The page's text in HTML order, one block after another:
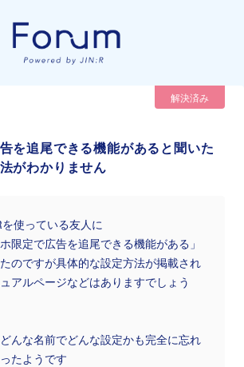
解決済み
を追尾できる機能があると聞いた
がわかりません
使っている友人に
ホ限定で広告を追尾できる機能がある」
のですが具体的な設定方法が掲載され
アルページなどはありますでしょう
んな名前でどんな設定かも完全に忘れ
たようです